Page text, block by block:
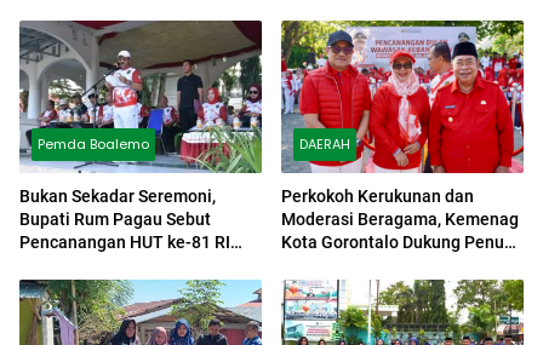
Pemda Boalemo
Bukan Sekadar Seremoni,
Bupati Rum Pagau Sebut
Pencanangan HUT ke-81 RI
Pahlawan
DAERAH
Perkokoh Kerukunan dan
Moderasi Beragama, Kemenag
Kota Gorontalo Dukung Penuh